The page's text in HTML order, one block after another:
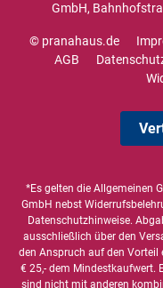
GmbH,
© pranahaus.de
AGB
*Es gelten die Allgemeinen
GmbH nebst
Datenschutzhinweise.
ausschließlich über den
den Anspruch auf den Vorteil
€ 25,- dem Mindestkaufwert.
sind nicht mit anderen